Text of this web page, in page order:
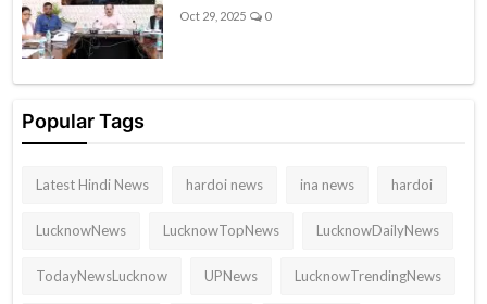
Oct 29, 2025 0
Popular Tags
Latest Hindi News hardoi news ina news hardoi
LucknowNews LucknowTopNews LucknowDailyNews
TodayNewsLucknow UPNews LucknowTrendingNews